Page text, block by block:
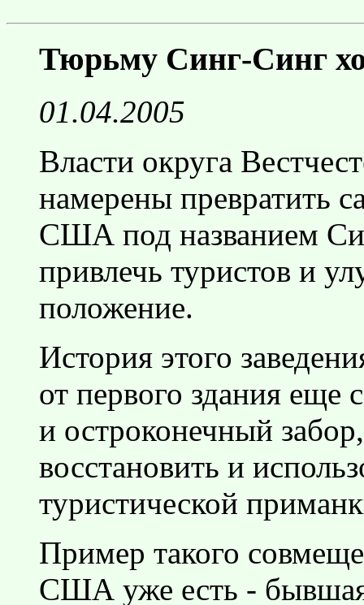
Тюрьму Синг-Синг
01.04.2005
Власти округа
намерены превратить
США под названием
привлечь туристов и
положение.
История этого
от первого здания еще
и остроконечный
восстановить и
туристической
Пример такого
США уже есть -